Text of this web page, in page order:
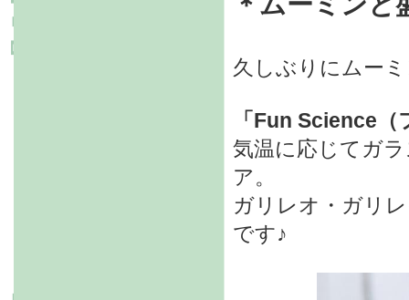
久しぶりにムー
「Fun Science
気温に応じてガ
ア。
ガリレオ・ガリ
です♪